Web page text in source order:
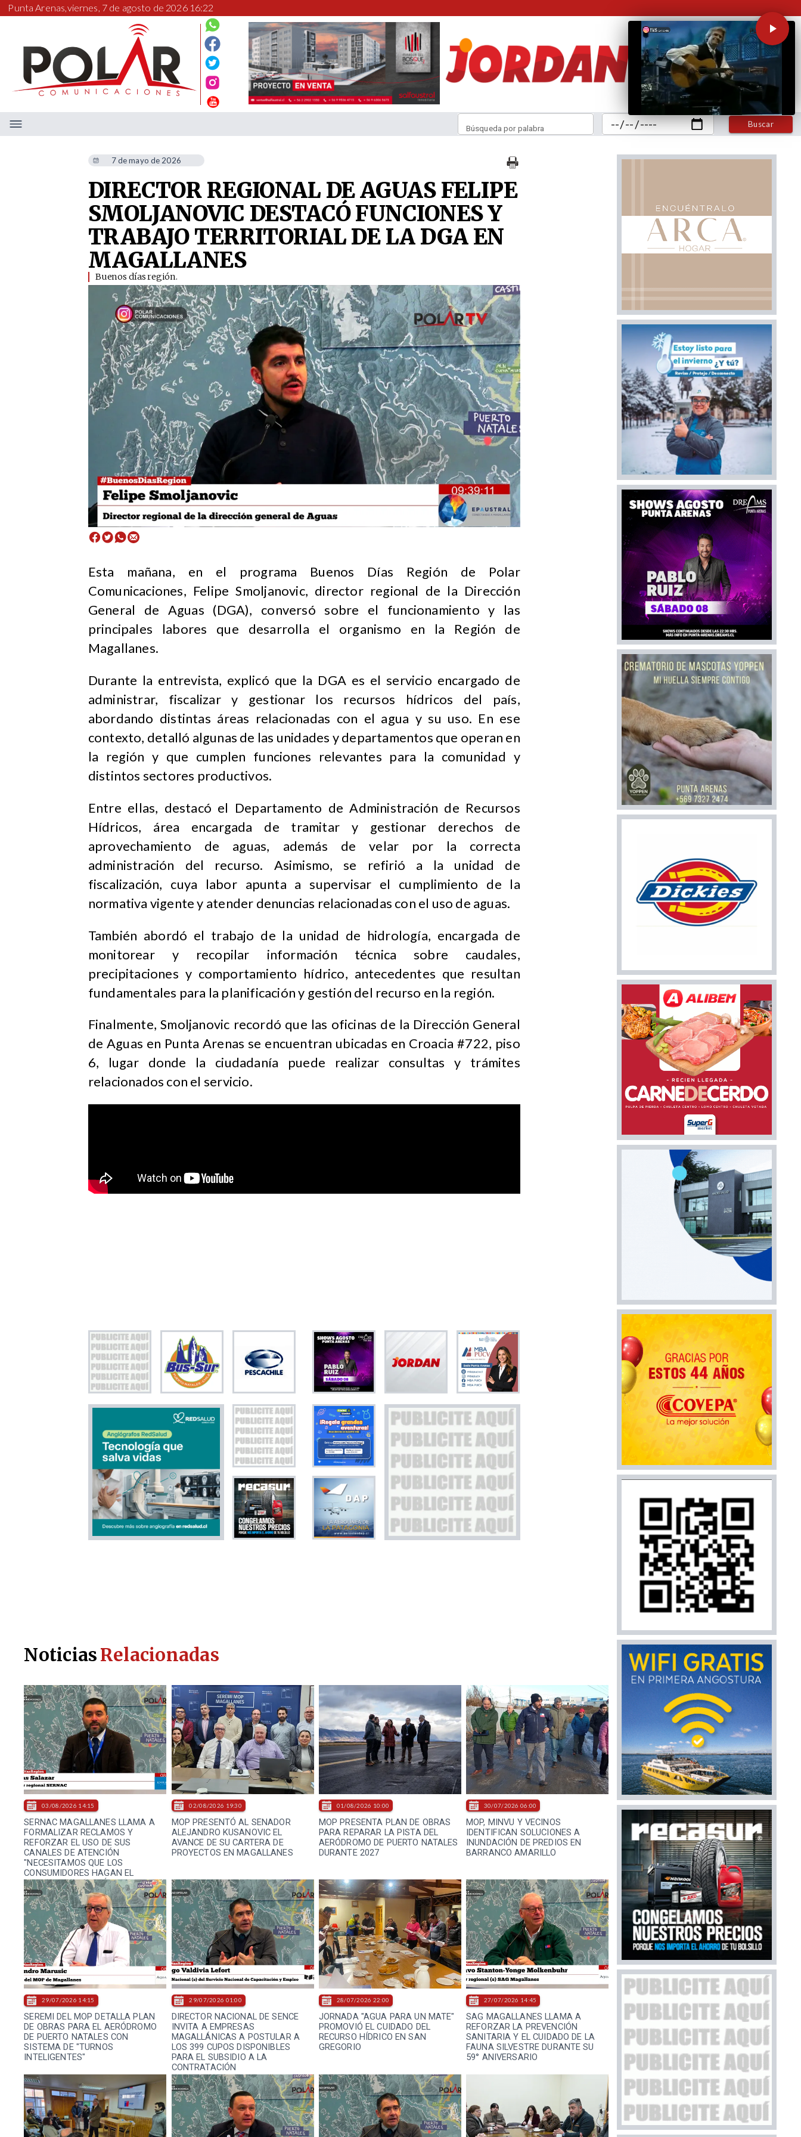
Punta Arenas,viernes, 7 de agosto de 2026 16:22
Buscar
Búsqueda por palabra
7 de mayo de 2026
DIRECTOR REGIONAL DE AGUAS FELIPE
SMOLJANOVIC DESTACÓ FUNCIONES Y
TRABAJO TERRITORIAL DE LA DGA EN
MAGALLANES
Buenos días región.
Esta mañana, en el programa Buenos Días Región de Polar
Comunicaciones, Felipe Smoljanovic, director regional de la Dirección
General de Aguas (DGA), conversó sobre el funcionamiento y las
principales labores que desarrolla el organismo en la Región de
Magallanes.
Durante la entrevista, explicó que la DGA es el servicio encargado de
administrar, fiscalizar y gestionar los recursos hídricos del país,
abordando distintas áreas relacionadas con el agua y su uso. En ese
contexto, detalló algunas de las unidades y departamentos que operan en
la región y que cumplen funciones relevantes para la comunidad y
distintos sectores productivos.
Entre ellas, destacó el Departamento de Administración de Recursos
Hídricos, área encargada de tramitar y gestionar derechos de
aprovechamiento de aguas, además de velar por la correcta
administración del recurso. Asimismo, se refirió a la unidad de
fiscalización, cuya labor apunta a supervisar el cumplimiento de la
normativa vigente y atender denuncias relacionadas con el uso de aguas.
También abordó el trabajo de la unidad de hidrología, encargada de
monitorear y recopilar información técnica sobre caudales,
precipitaciones y comportamiento hídrico, antecedentes que resultan
fundamentales para la planificación y gestión del recurso en la región.
Finalmente, Smoljanovic recordó que las oficinas de la Dirección General
de Aguas en Punta Arenas se encuentran ubicadas en Croacia #722, piso
6, lugar donde la ciudadanía puede realizar consultas y trámites
relacionados con el servicio.
SERNAC MAGALLANES LLAMA A
FORMALIZAR RECLAMOS Y
REFORZAR EL USO DE SUS
CANALES DE ATENCIÓN
"NECESITAMOS QUE LOS
CONSUMIDORES HAGAN EL
RECLAMO POR LA VÍA
INSTITUCIONAL"
03/08/2026 14:15
MOP PRESENTÓ AL SENADOR
ALEJANDRO KUSANOVIC EL
AVANCE DE SU CARTERA DE
PROYECTOS EN MAGALLANES
02/08/2026 19:30
MOP PRESENTA PLAN DE OBRAS
PARA REPARAR LA PISTA DEL
AERÓDROMO DE PUERTO NATALES
DURANTE 2027
01/08/2026 10:00
MOP, MINVU Y VECINOS
IDENTIFICAN SOLUCIONES A
INUNDACIÓN DE PREDIOS EN
BARRANCO AMARILLO
30/07/2026 06:00
SEREMI DEL MOP DETALLA PLAN
DE OBRAS PARA EL AERÓDROMO
DE PUERTO NATALES CON
SISTEMA DE "TURNOS
INTELIGENTES"
29/07/2026 14:15
DIRECTOR NACIONAL DE SENCE
INVITA A EMPRESAS
MAGALLÁNICAS A POSTULAR A
LOS 399 CUPOS DISPONIBLES
PARA EL SUBSIDIO A LA
CONTRATACIÓN
29/07/2026 01:00
JORNADA "AGUA PARA UN MATE"
PROMOVIÓ EL CUIDADO DEL
RECURSO HÍDRICO EN SAN
GREGORIO
28/07/2026 22:00
SAG MAGALLANES LLAMA A
REFORZAR LA PREVENCIÓN
SANITARIA Y EL CUIDADO DE LA
FAUNA SILVESTRE DURANTE SU
59° ANIVERSARIO
27/07/2026 14:45
NoticiasRelacionadas